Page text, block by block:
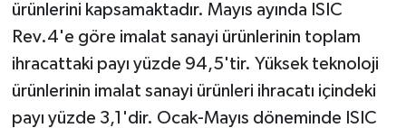
ürünlerini kapsamaktadır. Mayıs ayında ISIC
Rev.4'e göre imalat sanayi ürünlerinin toplam
ihracattaki payı yüzde 94,5'tir. Yüksek teknoloji
ürünlerinin imalat sanayi ürünleri ihracatı içindeki
payı yüzde 3,1'dir. Ocak-Mayıs döneminde ISIC